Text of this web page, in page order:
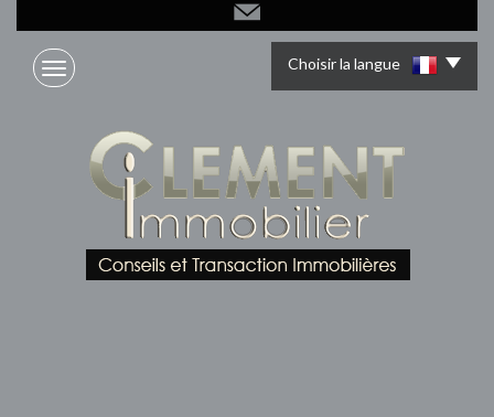
Choisir la langue